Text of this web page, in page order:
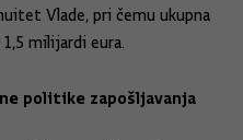
Vlade, pri čemu ukupna
milijardi eura.
politike zapošljavanja